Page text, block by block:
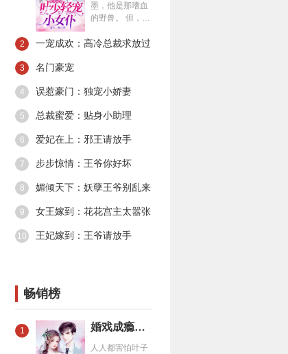
墨，他是那嗜血
的野兽。 但，夏
是个小恶魔。 第
个恶魔般笑容，
次遇见他，他将
听从我的命令，
2 一宠成欢：高冷总裁求放过
3 名门豪宠
4 误惹豪门：独宠小娇妻
5 总裁蜜爱：贴身小助理
6 爱妃在上：邪王请放手
7 步步惊情：王爷你好坏
8 媚倾天下：妖孽王爷别乱来
9 女王嫁到：花花宫主太嚣张
10 王妃嫁到：王爷请放手
畅销榜
1 婚戏成瘾：叶少轻宠小女仆
人人都害怕叶子